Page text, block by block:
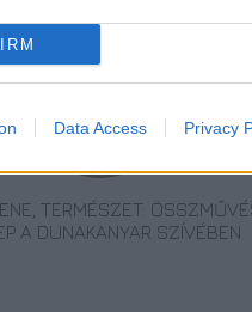
Data Access Privacy
TERMÉSZET:
A DUNAKANYAR SZÍVÉBEN